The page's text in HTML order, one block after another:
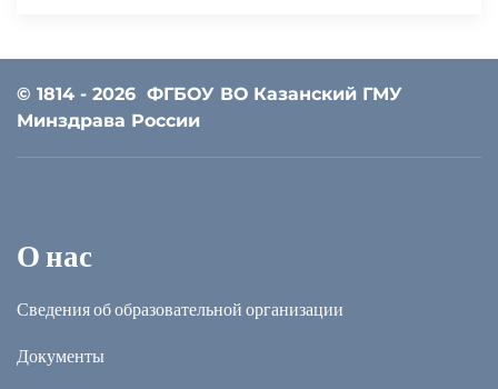
© 1814 - 2026 ФГБОУ ВО Казанский ГМУ
Минздрава России
О нас
Сведения об образовательной организации
Документы